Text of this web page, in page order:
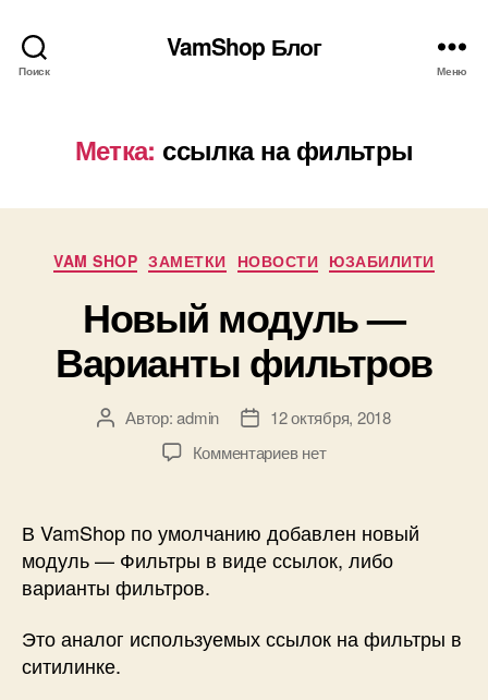
Поиск
VamShop Блог
Меню
Метка: ссылка на фильтры
Рубрики
VAM SHOP ЗАМЕТКИ НОВОСТИ ЮЗАБИЛИТИ
Новый модуль —
Варианты фильтров
АвторАвтор:admin
Дата12 октября, 2018
Комментариевк
модуль
—
Варианты
нет
В VamShop по умолчанию добавлен новый
модуль — Фильтры в виде ссылок, либо
варианты фильтров.
Это аналог используемых ссылок на фильтры в
ситилинке.